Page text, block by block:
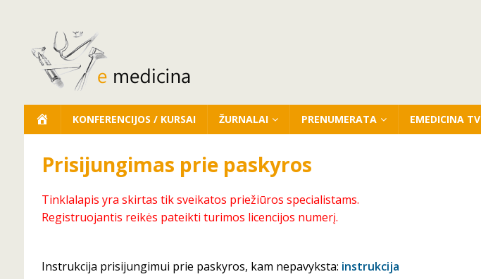
KONFERENCIJOS / KURSAI ŽURNALAI PRENUMERATA EMEDICINA TV
Prisijungimas prie paskyros
Tinklalapis yra skirtas tik sveikatos priežiūros specialistams.
Registruojantis reikės pateikti turimos licencijos numerį.
Instrukcija prisijungimui prie paskyros, kam nepavyksta: instrukcija